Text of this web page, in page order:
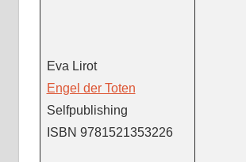
Eva Lirot
Engel der Toten
Selfpublishing
ISBN 9781521353226